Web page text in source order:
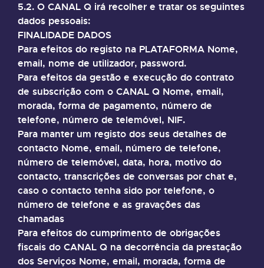
5.2. O CANAL Q irá recolher e tratar os seguintes
dados pessoais:
FINALIDADE DADOS
Para efeitos do registo na PLATAFORMA Nome,
email, nome de utilizador, password.
Para efeitos da gestão e execução do contrato
de subscrição com o CANAL Q Nome, email,
morada, forma de pagamento, número de
telefone, número de telemóvel, NIF.
Para manter um registo dos seus detalhes de
contacto Nome, email, número de telefone,
número de telemóvel, data, hora, motivo do
contacto, transcrições de conversas por chat e,
caso o contacto tenha sido por telefone, o
número de telefone e as gravações das
chamadas
Para efeitos do cumprimento de obrigações
fiscais do CANAL Q na decorrência da prestação
dos Serviços Nome, email, morada, forma de